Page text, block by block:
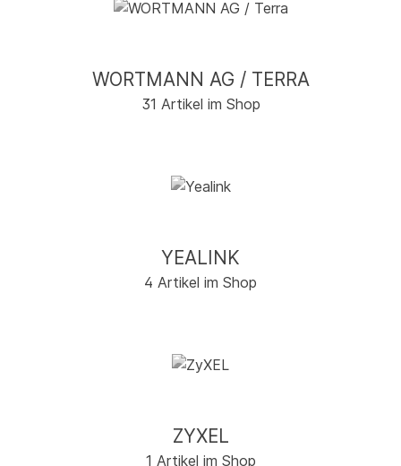
WORTMANN AG / TERRA
31 Artikel im Shop
YEALINK
4 Artikel im Shop
ZYXEL
1 Artikel im Shop